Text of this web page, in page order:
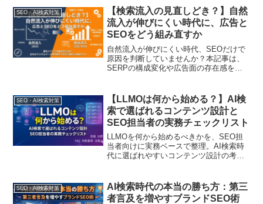
最低限の整備項目（定義・命名・粒度・
参照先、更新責任、権限、変更履歴、例
外処理）をチェックリストで整理。MA×
データ×スコアリングで優先度を揃え、属
人化と運用摩擦を減らす進め方を解説し
ます
SEO・AI検索対策
【検索流入の見直しどき？】自然
流入が伸びにくい時代に、広告と
SEOをどう組み直すか
自然流入が伸びにくい時代、SEOだけで
原因を判断していませんか？本記事は、
SERPの構成変化や広告面の存在感を前
ドです。観測ポイント、会議設計、テス
ト設計、社内説明の型まで、代理店/イン
ハウス双方で使える形で解説します
SEO・AI検索対策
【LLMOは何から始める？】AI検
索で選ばれるコンテンツ設計と
SEO担当者の実務チェックリスト
LLMOを何から始めるべきかを、SEO担
当者向けに実務ベースで整理。AI検索時
代に選ばれやすいコンテンツ設計の考え
方、既存記事の棚卸し手順まで分かりや
すく解説します
SEO・AI検索対策
AI検索時代の本当の勝ち方：第三
者言及を増やすブランドSEO術